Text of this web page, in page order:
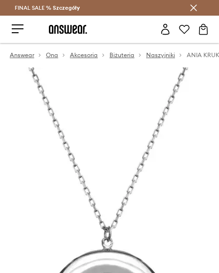
Oszczędzaj z Answear Club >
FINAL SALE % Szczegóły
Answear Ona Akcesoria Biżuteria Naszyjniki ANIA